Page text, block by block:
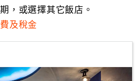
，或選擇其它飯店。
及稅金